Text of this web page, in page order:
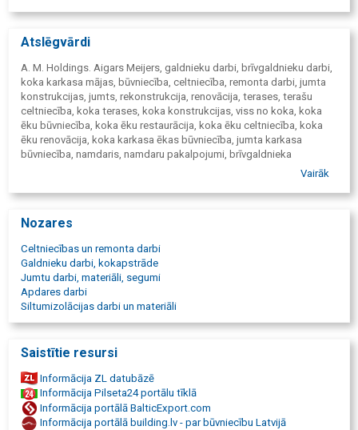
Atslēgvārdi
A. M. Holdings. Aigars Meijers, galdnieku darbi, brīvgaldnieku darbi,
koka karkasa mājas, būvniecība, celtniecība, remonta darbi, jumta
konstrukcijas, jumts, rekonstrukcija, renovācija, terases, terašu
celtniecība, koka terases, koka konstrukcijas, viss no koka, koka
ēku būvniecība, koka ēku restaurācija, koka ēku celtniecība, koka
ēku renovācija, koka karkasa ēkas būvniecība, jumta karkasa
būvniecība, namdaris, namdaru pakalpojumi, brīvgaldnieka
mājas, koka karkasa ēkas, koka karkasa būves, koka karkasa pirts,
koka karkasa montāža. Jumtu nomaiņa, jumtu seguma maiņa,
Vairāk
Nozares
Celtniecības un remonta darbi
Galdnieku darbi, kokapstrāde
Jumtu darbi, materiāli, segumi
Apdares darbi
Siltumizolācijas darbi un materiāli
Saistītie resursi
Informācija ZL datubāzē
Informācija Pilseta24 portālu tīklā
Informācija portālā BalticExport.com
Informācija portālā building.lv - par būvniecību Latvijā